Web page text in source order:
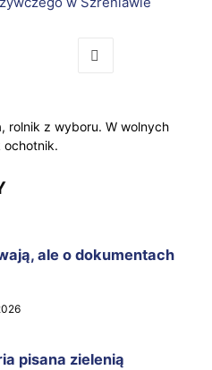
rolnik z wyboru. W wolnych
ochotnik.
ale o dokumentach
pisana zielenią